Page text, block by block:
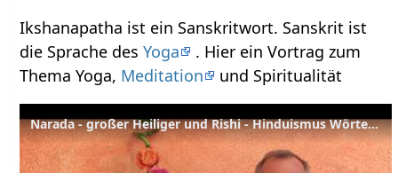
Ikshanapatha ist ein Sanskritwort. Sanskrit ist
die Sprache desYoga
. Hier ein Vortrag zum
Thema Yoga, Meditation und Spiritualität
Narada - großer Heiliger und Rishi - Hinduismus Wörterbuch